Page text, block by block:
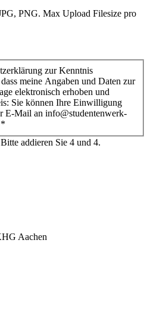
PNG. Max Upload Filesize pro
zur Kenntnis
meine Angaben und Daten zur
und
Sie können Ihre Einwilligung
E-Mail an info@studentenwerk-
Bitte addieren Sie 4 und 4.